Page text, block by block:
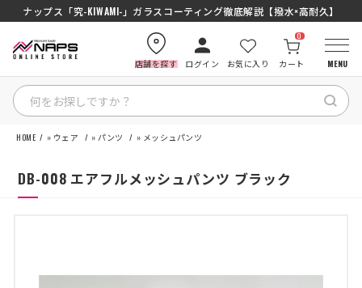
ナップス「究-KIWAMI-」ガラスコーティング徹底解説【撥水×高耐久】
店舗を探す ログイン お気に入り カート
0
MENU
特集記事
HOME » ウェア » パンツ » メッシュパンツ
DB-008 エアフルメッシュパンツ ブラック